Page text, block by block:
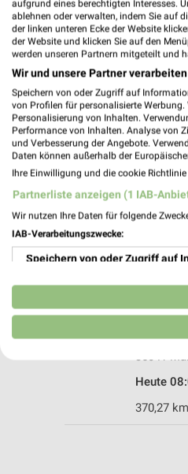
toom
35039
Heute
Im
35041
Heute
370,27
aufgrund eines berechtigten Interesses.
ablehnen oder verwalten, indem Sie auf
der linken unteren Ecke der Website
der Website und klicken Sie auf den
werden unseren Partnern mitgeteilt und
Wir und unsere Partner
Speichern von oder Zugriff auf
von Profilen für personalisierte
Personalisierung von Inhalten.
Performance von Inhalten. Analyse von
und Verbesserung der Angebote.
Daten können außerhalb der
Ihre Einwilligung und die cookie
Partnerliste anzeigen (1 IAB-
Wir nutzen Ihre Daten für folgende
IAB-Verarbeitungszwecke:
Speichern von oder Zugriff auf
Verwendung reduzierter Daten
Erstellung von Profilen für
Erstellung von Profilen zur